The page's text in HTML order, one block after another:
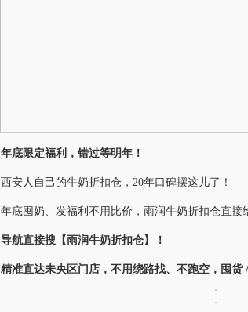
年底限定福利，错过等明年！
西安人自己的牛奶折扣仓，20年口碑摆这儿了！
年底囤奶、发福利不用比价，雨润牛奶折扣仓直接
导航直接搜【雨润牛奶折扣仓】！
精准直达未央区门店，不用绕路找、不跑空，囤货 /